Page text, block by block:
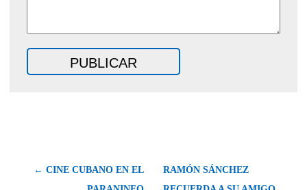
← CINE CUBANO EN EL
RAMÓN SÁNCHEZ